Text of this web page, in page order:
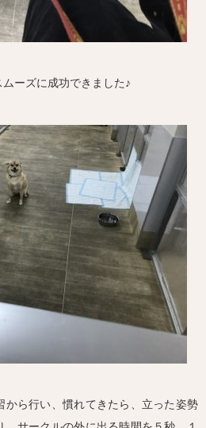
ムーズに成功できました♪
から行い、慣れてきたら、立った姿勢